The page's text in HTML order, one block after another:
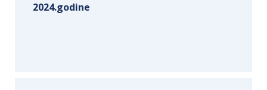
2024.godine